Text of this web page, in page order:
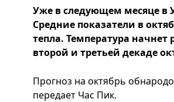
Уже в следующем месяце в
Средние показатели в
тепла. Температура начнет
второй и третьей декаде
Прогноз на октябрь
передает Час Пик.